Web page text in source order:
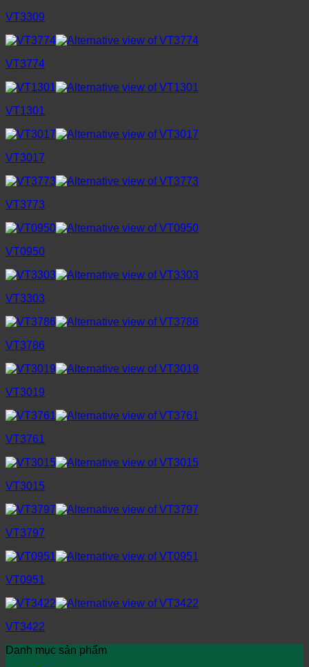
VT3309
VT3774
VT1301
VT3017
VT3773
VT0950
VT3303
VT3786
VT3019
VT3761
VT3015
VT3797
VT0951
VT3422
Danh mục sản phẩm